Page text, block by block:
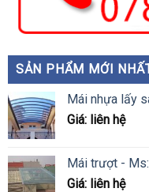
SẢN PHẨM MỚI
Mái nhựa lấy
Giá: liên hệ
Mái trượt -
Giá: liên hệ